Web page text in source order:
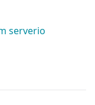
serverio